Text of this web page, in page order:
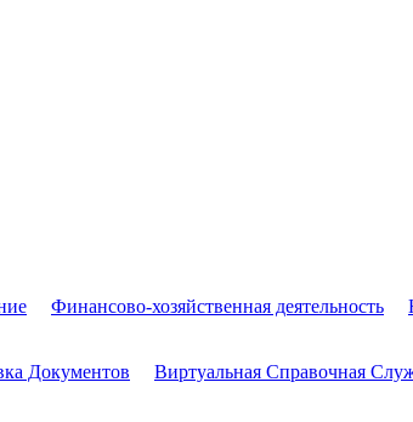
Финансово-хозяйственная деятельность
Документов Виртуальная Справочная